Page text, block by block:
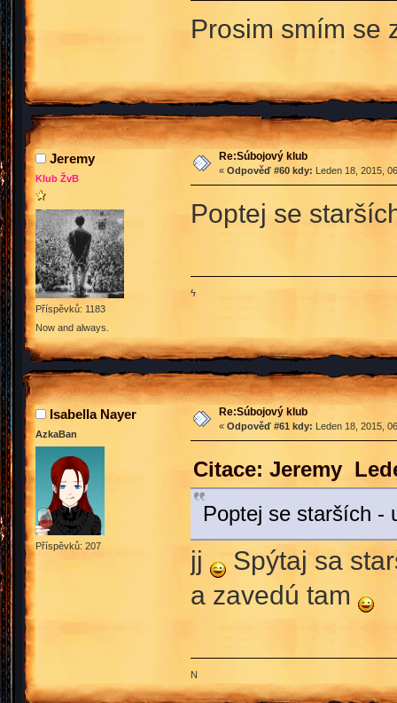
Prosim smím se
Jeremy
Klub ŽvB
Příspěvků: 1183
Now and always.
Re:Súbojový klub
« Odpověď #60 kdy: Leden 18, 2015,
Poptej se
ϟ
Isabella Nayer
AzkaBan
Příspěvků: 207
Re:Súbojový klub
« Odpověď #61 kdy: Leden 18, 2015,
Citace: Jeremy
Poptej se starších -
jj
Spýtaj sa
a zavedú tam
N